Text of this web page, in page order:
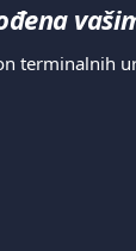
terminalnih